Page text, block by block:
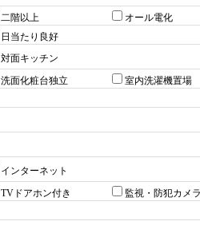
二階以上
オール電化
日当たり良好
対面キッチン
洗面化粧台独立
室内洗濯機置場
インターネット
TVドアホン付き
監視・防犯カメ